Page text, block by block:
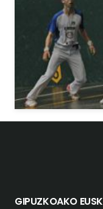
GIPUZKOAKO